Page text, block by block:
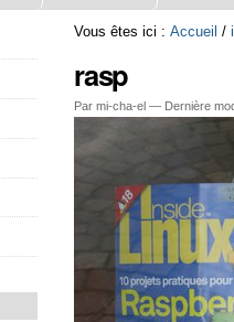
Vous êtes ici : Accueil /
rasp
Par mi-cha-el — Dernière